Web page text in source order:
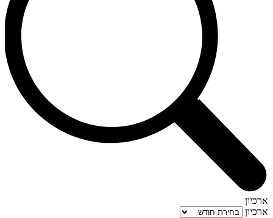
ארכיון
ארכיון